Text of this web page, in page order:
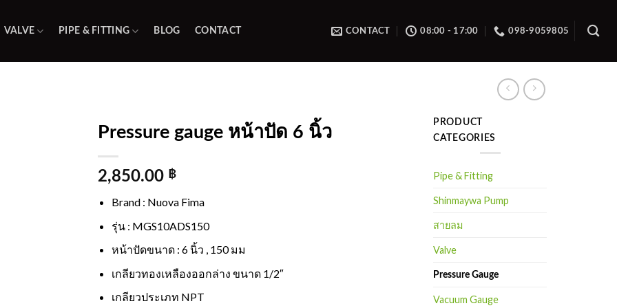
VALVE PIPE & FITTING BLOG CONTACT CONTACT 08:00 - 17:00 098-9059805
Pressure gauge หน้าปัด 6 นิ้ว
2,850.00 ฿
Brand : Nuova Fima
รุ่น : MGS10ADS150
หน้าปัดขนาด : 6 นิ้ว , 150 มม
เกลียวทองเหลืองออกล่าง ขนาด 1/2″
เกลียวประเภท NPT
PRODUCT
CATEGORIES
Pipe & Fitting
Shinmaywa Pump
สายลม
Valve
Pressure Gauge
Vacuum Gauge